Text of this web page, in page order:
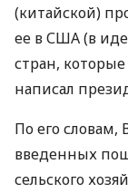
(китайской)
ее вСША(в
стран,
написал
По его
введенных
сельского